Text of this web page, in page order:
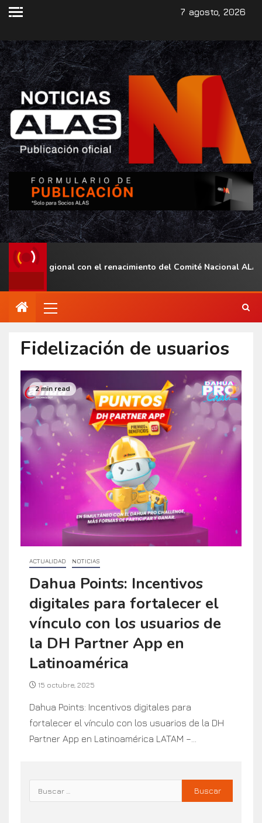
7 agosto, 2026
regional con el renacimiento del Comité Nacional ALAS
Fidelización de usuarios
2 min read
ACTUALIDAD NOTICIAS
Dahua Points: Incentivos
digitales para fortalecer el
vínculo con los usuarios de
la DH Partner App en
Latinoamérica
15 octubre, 2025
Dahua Points: Incentivos digitales para
fortalecer el vínculo con los usuarios de la DH
Partner App en Latinoamérica LATAM –...